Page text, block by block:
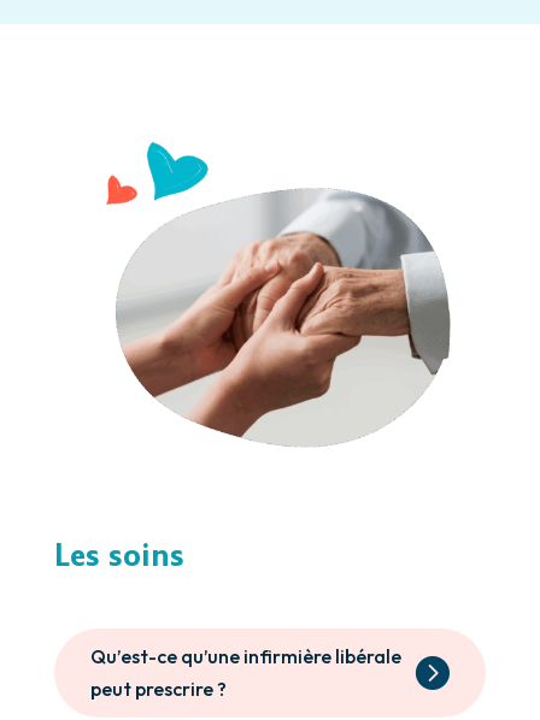
Les soins
Qu’est-ce qu’une infirmière libérale
peut prescrire ?